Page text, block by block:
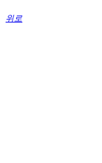
위로